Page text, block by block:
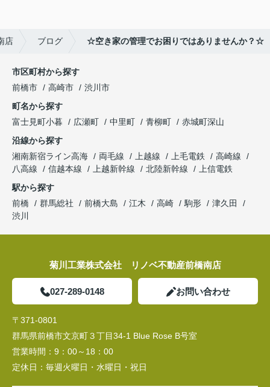
店 ブログ ☆空き家の管理でお困りではありませんか？☆
市区町村から探す
前橋市
高崎市
渋川市
町名から探す
富士見町小暮
広瀬町 中里町 青柳町
赤城町深山
沿線から探す
湘南新宿ライン高海
両毛線 上越線 上毛電鉄
高崎線
八高線
信越本線 上越新幹線 北陸新幹線
上信電鉄
駅から探す
前橋
群馬総社 前橋大島 江木 高崎 駒形
津久田
渋川
菊川工業株式会社 リノベ不動産前橋南店
027-289-0148 お問い合わせ
〒371-0801
群馬県前橋市文京町３丁目34‐1 Blue Rose B号室
営業時間： 9：00～18：00
定休日： 毎週火曜日・水曜日・祝日